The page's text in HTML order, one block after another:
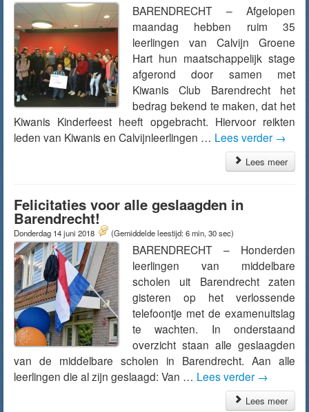
BARENDRECHT – Afgelopen
maandag hebben ruim 35
leerlingen van Calvijn Groene
Hart hun maatschappelijk stage
afgerond door samen met
Kiwanis Club Barendrecht het
bedrag bekend te maken, dat het
Kiwanis Kinderfeest heeft opgebracht. Hiervoor reikten
leden van Kiwanis en Calvijnleerlingen … Lees verder →
Lees meer
Felicitaties voor alle geslaagden in
Barendrecht!
Donderdag 14 juni 2018 (Gemiddelde leestijd: 6 min, 30 sec)
BARENDRECHT – Honderden
leerlingen van middelbare
scholen uit Barendrecht zaten
gisteren op het verlossende
telefoontje met de examenuitslag
te wachten. In onderstaand
overzicht staan alle geslaagden
van de middelbare scholen in Barendrecht. Aan alle
leerlingen die al zijn geslaagd: Van … Lees verder →
Lees meer